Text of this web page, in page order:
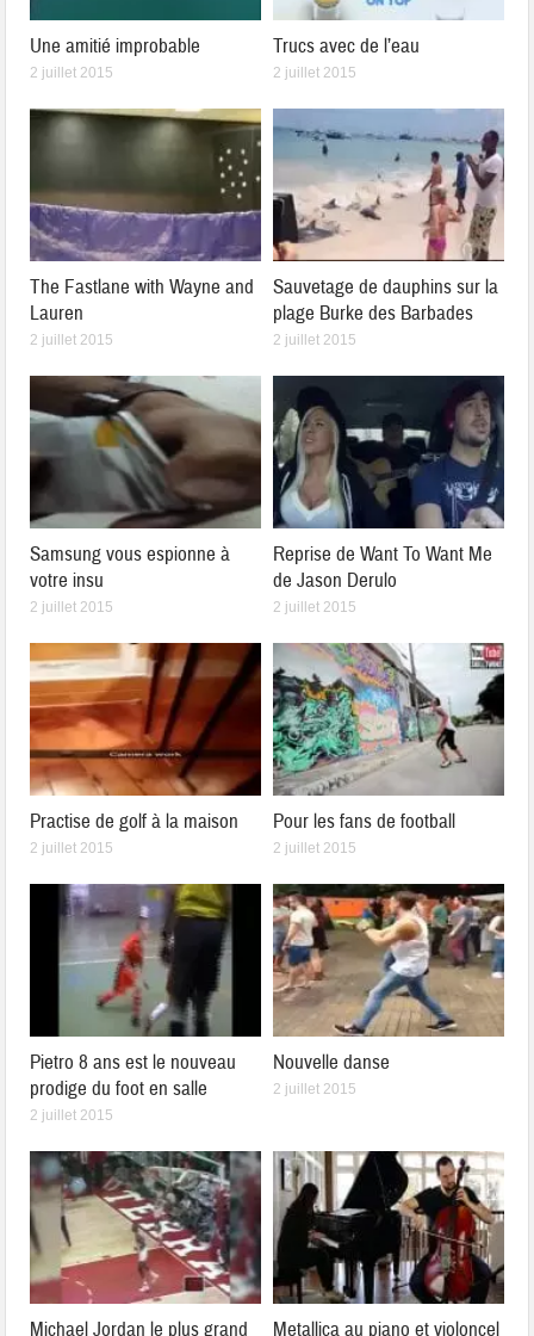
Une amitié improbable
2 juillet 2015
Trucs avec de l’eau
2 juillet 2015
The Fastlane with Wayne and
Lauren
2 juillet 2015
Sauvetage de dauphins sur la
plage Burke des Barbades
2 juillet 2015
Samsung vous espionne à
votre insu
2 juillet 2015
Reprise de Want To Want Me
de Jason Derulo
2 juillet 2015
Practise de golf à la maison
2 juillet 2015
Pour les fans de football
2 juillet 2015
Pietro 8 ans est le nouveau
prodige du foot en salle
2 juillet 2015
Nouvelle danse
2 juillet 2015
Michael Jordan le plus grand Metallica au piano et violoncel